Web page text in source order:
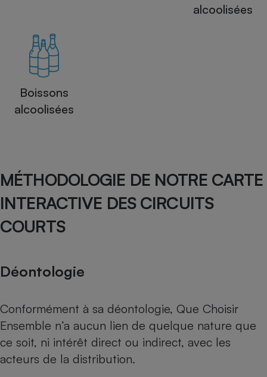
alcoolisées
Boissons
alcoolisées
MÉTHODOLOGIE DE NOTRE CARTE
INTERACTIVE DES CIRCUITS
COURTS
Déontologie
Conformément à sa déontologie, Que Choisir
Ensemble n’a aucun lien de quelque nature que
ce soit, ni intérêt direct ou indirect, avec les
acteurs de la distribution.